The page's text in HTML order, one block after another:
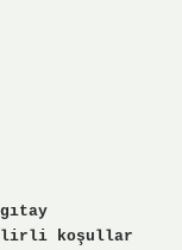
koşullar